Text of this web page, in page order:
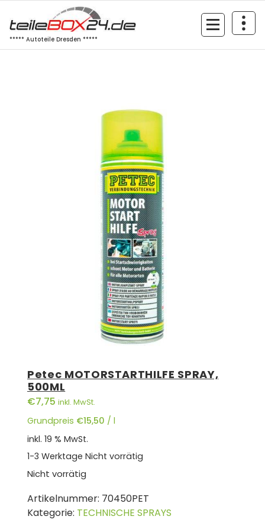
Inhalt
springen
***** Autoteile Dresden *****
Petec MOTORSTARTHILFE SPRAY,
500ML
€7,75 inkl. MwSt.
Grundpreis €15,50 / l
inkl. 19 % MwSt.
1-3 Werktage Nicht vorrätig
Nicht vorrätig
Artikelnummer: 70450PET
Kategorie: TECHNISCHE SPRAYS